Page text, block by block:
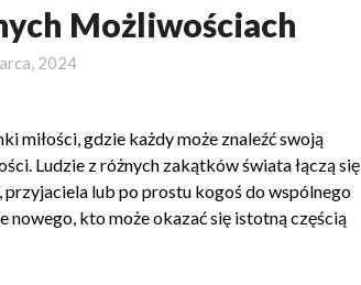
Możliwościach
2024
miłości, gdzie każdy może znaleźć swoją
Ludzie z różnych zakątków świata łączą się
lub po prostu kogoś do wspólnego
nowego, kto może okazać się istotną częścią